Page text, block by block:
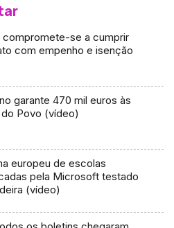
compromete-se a cumprir
com empenho e isenção
garante 470 mil euros às
Povo (vídeo)
europeu de escolas
pela Microsoft testado
(vídeo)